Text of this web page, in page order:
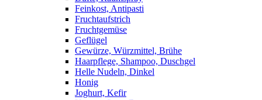
Feinkost, Antipasti
Fruchtaufstrich
Fruchtgemüse
Geflügel
Gewürze, Würzmittel, Brühe
Haarpflege, Shampoo, Duschgel
Helle Nudeln, Dinkel
Honig
Joghurt, Kefir